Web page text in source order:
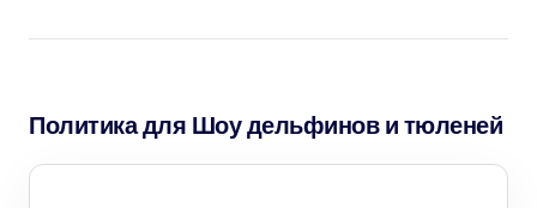
Политика для Шоу дельфинов и тюленей